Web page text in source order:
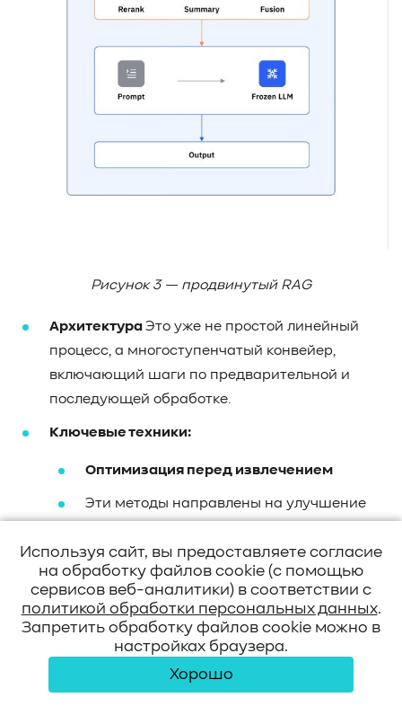
Рисунок 3 — продвинутый RAG
АрхитектураЭто уже не простой линейный
процесс, а многоступенчатый конвейер,
включающий шаги по предварительной и
последующей обработке.
Ключевые техники:
Оптимизация перед извлечением
Эти методы направлены на улучшение
пользовательского запроса.
Стратегии индексацииОптимизация
размера чанков, использование
«скользящих окон» для
создания пересечений между
чанками для лучшей связности, а
Используя сайт, вы предоставляете согласие
на обработку файлов cookie (с помощью
сервисов веб-аналитики) в соответствии с
политикой обработки персональных данных.
Запретить обработку файлов cookie можно в
настройках браузера.
Хорошо